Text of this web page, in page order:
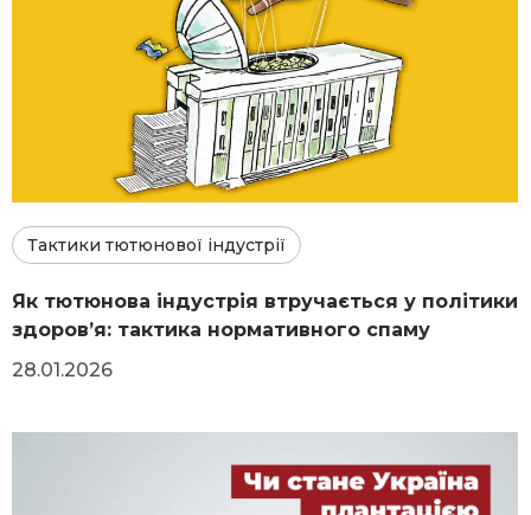
Тактики тютюнової індустрії
Як тютюнова індустрія втручається у політики
здоровʼя: тактика нормативного спаму
28.01.2026